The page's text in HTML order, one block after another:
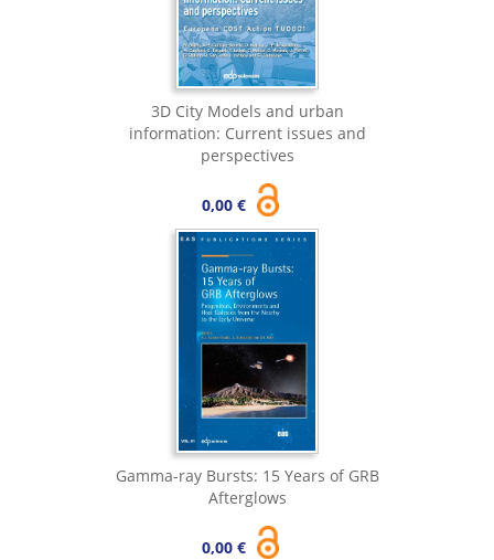
3D City Models and urban
information: Current issues and
perspectives
0,00 €
Gamma-ray Bursts: 15 Years of GRB
Afterglows
0,00 €